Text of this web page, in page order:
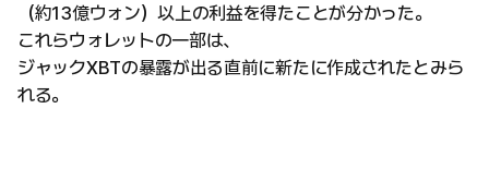
（約13億ウォン）以上の利益を得たことが分かった。
これらウォレットの一部は、
ジャックXBTの暴露が出る直前に新たに作成されたとみら
れる。